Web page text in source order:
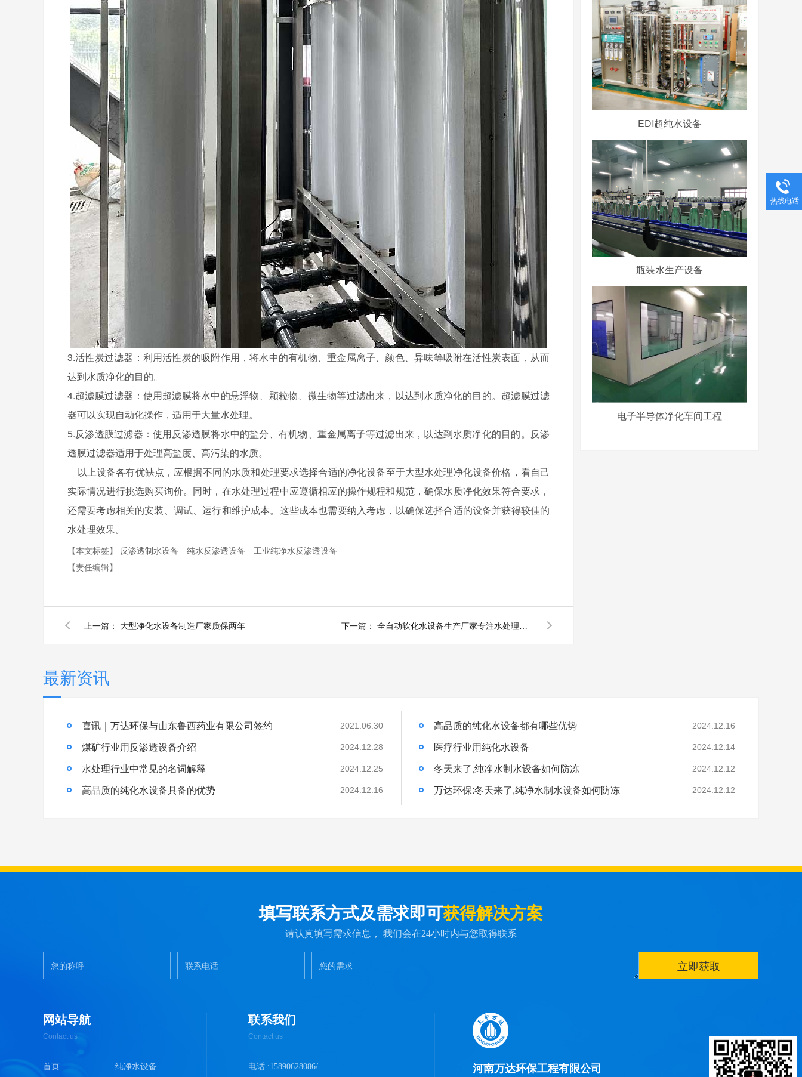
3.活性炭过滤器：利用活性炭的吸附作用，将水中的有机物、重金属离子、颜色、异味等吸附在活性炭表面，从而
达到水质净化的目的。
4.超滤膜过滤器：使用超滤膜将水中的悬浮物、颗粒物、微生物等过滤出来，以达到水质净化的目的。超滤膜过滤
器可以实现自动化操作，适用于大量水处理。
5.反渗透膜过滤器：使用反渗透膜将水中的盐分、有机物、重金属离子等过滤出来，以达到水质净化的目的。反渗
透膜过滤器适用于处理高盐度、高污染的水质。
以上设备各有优缺点，应根据不同的水质和处理要求选择合适的净化设备至于大型水处理净化设备价格，看自己
实际情况进行挑选购买询价。同时，在水处理过程中应遵循相应的操作规程和规范，确保水质净化效果符合要求，
还需要考虑相关的安装、调试、运行和维护成本。这些成本也需要纳入考虑，以确保选择合适的设备并获得较佳的
水处理效果。
【本文标签】 反渗透制水设备 纯水反渗透设备
工业纯净水反渗透设备
【责任编辑】
上一篇： 大型净化水设备制造厂家质保两年 下一篇： 全自动软化水设备生产厂家专注水处理设备17年
EDI超纯水设备
瓶装水生产设备
电子半导体净化车间工程
最新资讯
喜讯｜万达环保与山东鲁西药业有限公司签约 2021.06.30
煤矿行业用反渗透设备介绍 2024.12.28
水处理行业中常见的名词解释 2024.12.25
高品质的纯化水设备具备的优势 2024.12.16
高品质的纯化水设备都有哪些优势 2024.12.16
医疗行业用纯化水设备 2024.12.14
冬天来了,纯净水制水设备如何防冻 2024.12.12
万达环保:冬天来了,纯净水制水设备如何防冻 2024.12.12
填写联系方式及需求即可获得解决方案
请认真填写需求信息， 我们会在24小时内与您取得联系
网站导航
Contact us
首页 纯净水设备
联系我们
Contact us
电话 :15890628086/ 河南万达环保工程有限公司
热线电话